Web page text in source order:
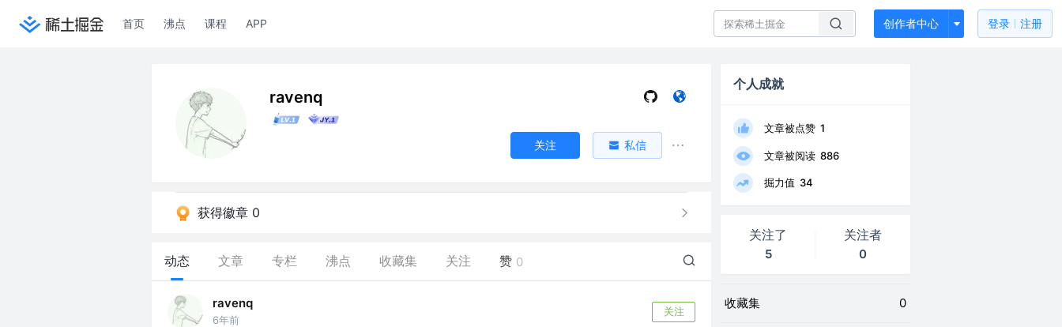
首页 沸点 课程 APP 创作者中心 登录 注册
ravenq
关注 私信
获得徽章 0
动态 文章 专栏 沸点 收藏集 关注 赞 0
ravenq
6年前
关注
个人成就
文章被点赞 1
文章被阅读 886
掘力值 34
关注了
5
关注者
0
收藏集 0